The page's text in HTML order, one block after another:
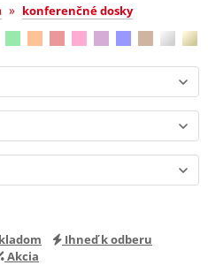
» konferenčné dosky
Ihneď k odberu
Akcia